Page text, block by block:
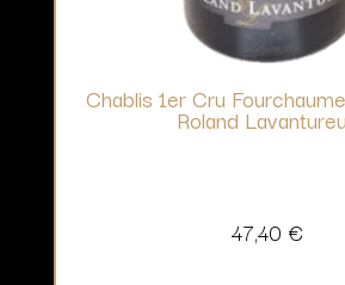
Chablis 1er Cru
Roland
47,40 €